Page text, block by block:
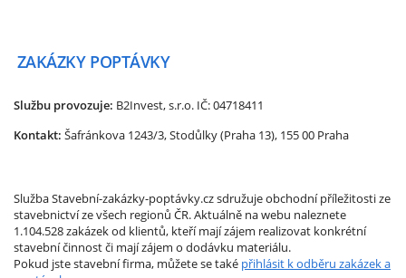
ZAKÁZKY POPTÁVKY
Službu provozuje: B2Invest, s.r.o. IČ: 04718411
Kontakt: Šafránkova 1243/3, Stodůlky (Praha 13), 155 00 Praha
Služba Stavební-zakázky-poptávky.cz sdružuje obchodní příležitosti ze
stavebnictví ze všech regionů ČR. Aktuálně na webu naleznete
1.104.528 zakázek od klientů, kteří mají zájem realizovat konkrétní
stavební činnost či mají zájem o dodávku materiálu.
Pokud jste stavební firma, můžete se také přihlásit k odběru zakázek a